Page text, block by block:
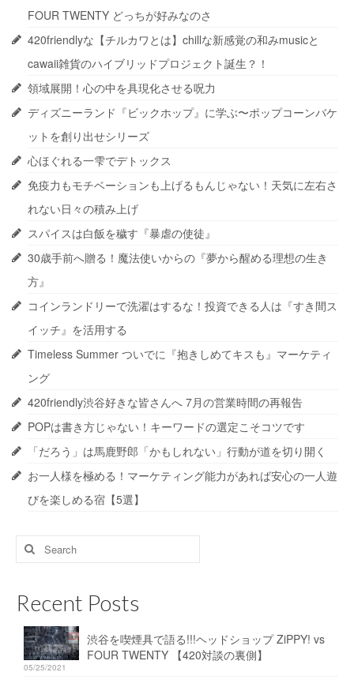
FOUR TWENTY どっちが好みなのさ
420friendlyな【チルカワとは】chillな新感覚の和みmusicと
cawaii雑貨のハイブリッドプロジェクト誕生？！
領域展開！心の中を具現化させる呪力
ディズニーランド『ビックホップ』に学ぶ〜ポップコーンバケ
ットを創り出せシリーズ
心ほぐれる一雫でデトックス
免疫力もモチベーションも上げるもんじゃない！天気に左右さ
れない日々の積み上げ
スパイスは白飯を穢す『暴虐の使徒』
30歳手前へ贈る！魔法使いからの『夢から醒める理想の生き
方』
コインランドリーで洗濯はするな！投資できる人は『すき間ス
イッチ』を活用する
Timeless Summer ついでに『抱きしめてキスも』マーケティ
ング
420friendly渋谷好きな皆さんへ 7月の営業時間の再報告
POPは書き方じゃない！キーワードの選定こそコツです
「だろう」は馬鹿野郎「かもしれない」行動が道を切り開く
お一人様を極める！マーケティング能力があれば安心の一人遊
びを楽しめる宿【5選】
Search
for:
Recent Posts
渋谷を喫煙具で語る!!!ヘッドショップ ZiPPY! vs
FOUR TWENTY 【420対談の裏側】
05/25/2021